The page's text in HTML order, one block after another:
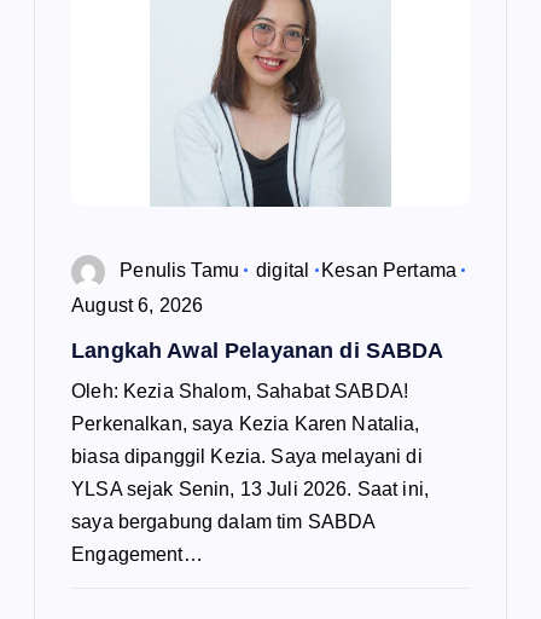
Penulis Tamu digital
Kesan Pertama
August 6, 2026
Langkah Awal Pelayanan di SABDA
Oleh: Kezia Shalom, Sahabat SABDA!
Perkenalkan, saya Kezia Karen Natalia,
biasa dipanggil Kezia. Saya melayani di
YLSA sejak Senin, 13 Juli 2026. Saat ini,
saya bergabung dalam tim SABDA
Engagement…